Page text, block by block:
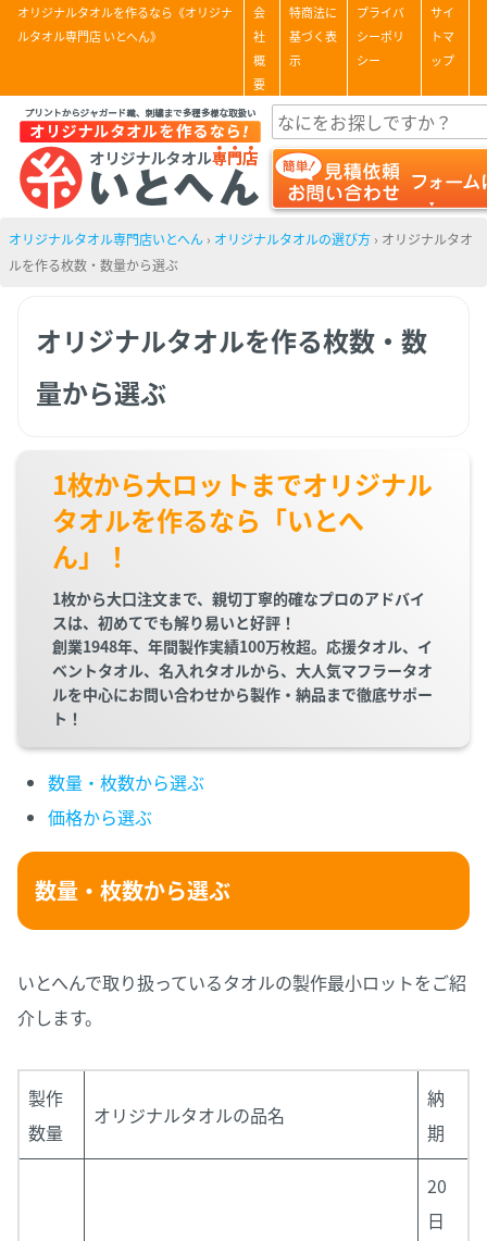
オリジナルタオルを作るなら《オリジナ
ルタオル専門店 いとへん》
会
社
概
要
特商法に
基づく表
示
プライバ
シーポリ
シー
サイ
トマ
ップ
オリジナルタオル専門店いとへん › オリジナルタオルの選び方 › オリジナルタオ
ルを作る枚数・数量から選ぶ
オリジナルタオルを作る枚数・数
量から選ぶ
1枚から大ロットまでオリジナル
タオルを作るなら「いとへ
ん」！
1枚から大口注文まで、親切丁寧的確なプロのアドバイ
スは、初めてでも解り易いと好評！
創業1948年、年間製作実績100万枚超。応援タオル、イ
ベントタオル、名入れタオルから、大人気マフラータオ
ルを中心にお問い合わせから製作・納品まで徹底サポー
ト！
数量・枚数から選ぶ
価格から選ぶ
数量・枚数から選ぶ
いとへんで取り扱っているタオルの製作最小ロットをご紹
介します。
製作
数量
オリジナルタオルの品名
納
期
20
日